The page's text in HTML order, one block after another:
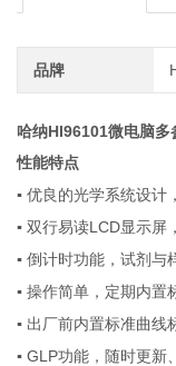
品牌
哈纳HI96101微电脑多
性能特点
▪ 优良的光学系统设计
▪ 双行易读LCD显示屏
▪ 倒计时功能，试剂与
▪ 操作简单，定期内置
▪ 出厂前内置标准曲线
▪GLP功能，随时更新